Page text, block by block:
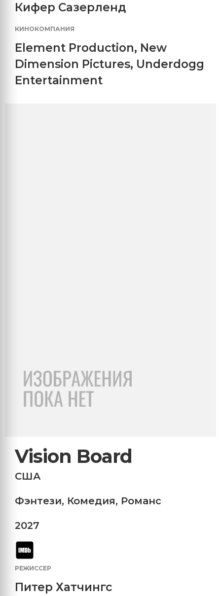
Кифер Сазерленд
КИНОКОМПАНИЯ
Element Production, New
Dimension Pictures, Underdogg
Entertainment
Vision Board
США
Фэнтези, Комедия, Романс
2027
РЕЖИССЕР
Питер Хатчингс